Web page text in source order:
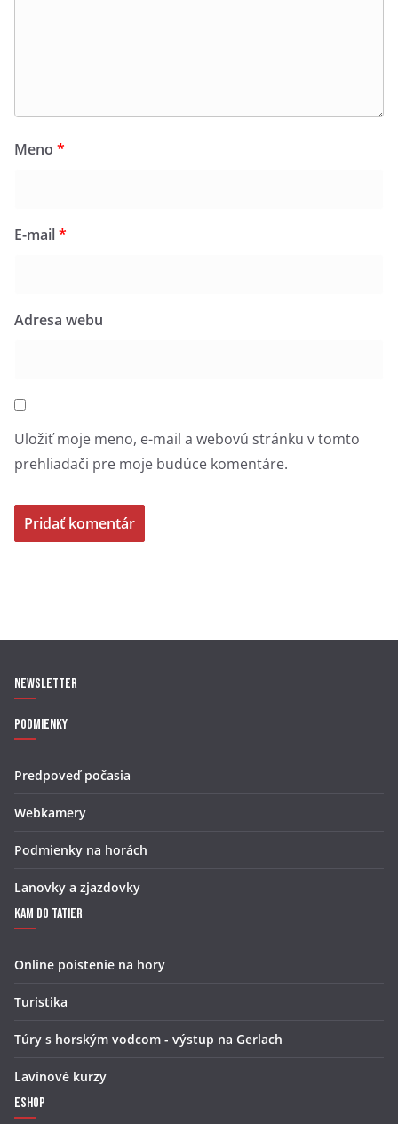
Meno *
E-mail*
Adresa webu
Uložiť moje meno, e-mail a webovú stránku v tomto
prehliadači pre moje budúce komentáre.
Newsletter
Podmienky
Predpoveď počasia
Webkamery
Podmienky na horách
Lanovky a zjazdovky
Kam do Tatier
Online poistenie na hory
Turistika
Túry s horským vodcom - výstup na Gerlach
Lavínové kurzy
Eshop